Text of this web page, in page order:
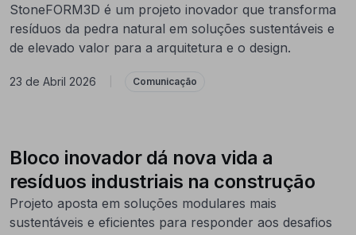
StoneFORM3D é um projeto inovador que transforma
resíduos da pedra natural em soluções sustentáveis e
de elevado valor para a arquitetura e o design.
23 de Abril 2026 Comunicação
Bloco inovador dá nova vida a
resíduos industriais na construção
Projeto aposta em soluções modulares mais
sustentáveis e eficientes para responder aos desafios